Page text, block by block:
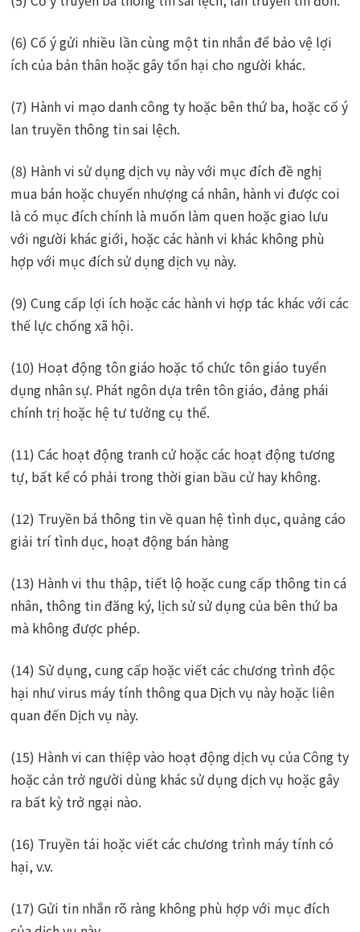
(6) Cố ý gửi nhiều lần cùng một tin nhắn để bảo vệ lợi
ích của bản thân hoặc gây tổn hại cho người khác.
(7) Hành vi mạo danh công ty hoặc bên thứ ba, hoặc cố ý
lan truyền thông tin sai lệch.
(8) Hành vi sử dụng dịch vụ này với mục đích đề nghị
mua bán hoặc chuyển nhượng cá nhân, hành vi được coi
là có mục đích chính là muốn làm quen hoặc giao lưu
với người khác giới, hoặc các hành vi khác không phù
hợp với mục đích sử dụng dịch vụ này.
(9) Cung cấp lợi ích hoặc các hành vi hợp tác khác với các
thế lực chống xã hội.
(10) Hoạt động tôn giáo hoặc tổ chức tôn giáo tuyển
dụng nhân sự. Phát ngôn dựa trên tôn giáo, đảng phái
chính trị hoặc hệ tư tưởng cụ thể.
(11) Các hoạt động tranh cử hoặc các hoạt động tương
tự, bất kể có phải trong thời gian bầu cử hay không.
(12) Truyền bá thông tin về quan hệ tình dục, quảng cáo
giải trí tình dục, hoạt động bán hàng
(13) Hành vi thu thập, tiết lộ hoặc cung cấp thông tin cá
nhân, thông tin đăng ký, lịch sử sử dụng của bên thứ ba
mà không được phép.
(14) Sử dụng, cung cấp hoặc viết các chương trình độc
hại như virus máy tính thông qua Dịch vụ này hoặc liên
quan đến Dịch vụ này.
(15) Hành vi can thiệp vào hoạt động dịch vụ của Công ty
hoặc cản trở người dùng khác sử dụng dịch vụ hoặc gây
ra bất kỳ trở ngại nào.
(16) Truyền tải hoặc viết các chương trình máy tính có
hại, v.v.
(17) Gửi tin nhắn rõ ràng không phù hợp với mục đích